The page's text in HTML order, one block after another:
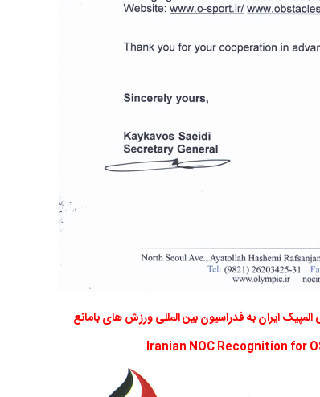
ایران به فدراسیون بین المللی ورزش های بامانع
Iranian NOC Recognition for